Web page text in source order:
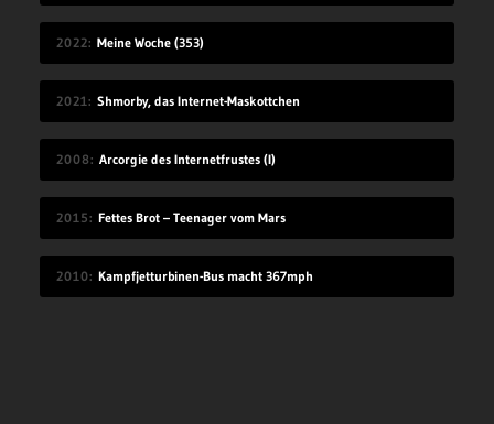
2022 Meine Woche (353)
2021 Shmorby, das Internet-Maskottchen
2008 Arcorgie des Internetfrustes (I)
2015 Fettes Brot – Teenager vom Mars
2010 Kampfjetturbinen-Bus macht 367mph